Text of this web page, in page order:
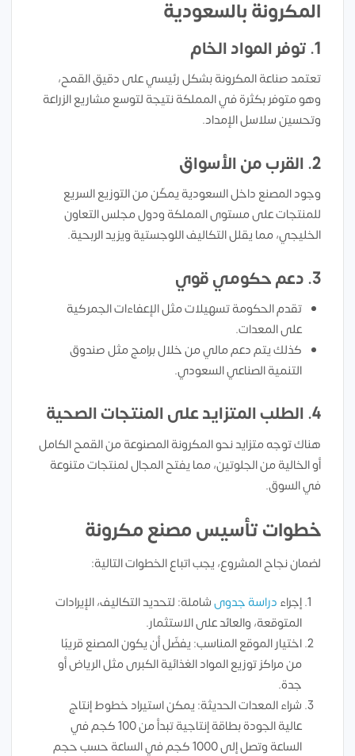
المكرونة بالسعودية
1. توفر المواد الخام
تعتمد صناعة المكرونة بشكل رئيسي على دقيق القمح،
وهو متوفر بكثرة في المملكة نتيجة لتوسع مشاريع الزراعة
وتحسين سلاسل الإمداد.
2. القرب من الأسواق
وجود المصنع داخل السعودية يمكّن من التوزيع السريع
للمنتجات على مستوى المملكة ودول مجلس التعاون
الخليجي، مما يقلل التكاليف اللوجستية ويزيد الربحية.
3. دعم حكومي قوي
تقدم الحكومة تسهيلات مثل الإعفاءات الجمركية
على المعدات.
كذلك يتم دعم مالي من خلال برامج مثل صندوق
التنمية الصناعي السعودي.
4. الطلب المتزايد على المنتجات الصحية
هناك توجه متزايد نحو المكرونة المصنوعة من القمح الكامل
أو الخالية من الجلوتين، مما يفتح المجال لمنتجات متنوعة
في السوق.
خطوات تأسيس مصنع مكرونة
لضمان نجاح المشروع، يجب اتباع الخطوات التالية:
إجراء دراسة جدوىشاملة: لتحديد التكاليف، الإيرادات
المتوقعة، والعائد على الاستثمار.
اختيار الموقع المناسب: يفضّل أن يكون المصنع قريبًا
من مراكز توزيع المواد الغذائية الكبرى مثل الرياض أو
جدة.
شراء المعدات الحديثة: يمكن استيراد خطوط إنتاج
عالية الجودة بطاقة إنتاجية تبدأ من 100 كجم في
الساعة وتصل إلى 1000 كجم في الساعة حسب حجم